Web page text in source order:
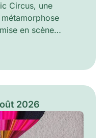
Circus, une
en scène
in situ,
fleurs, plantes et
botaniques
textures, théâtralité
parallèle
2026